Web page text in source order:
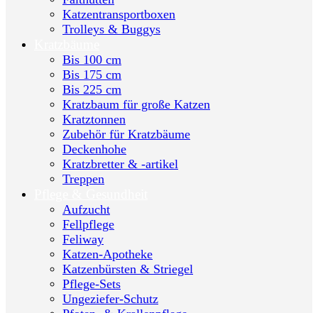
Katzentransportboxen
Trolleys & Buggys
Bis 100 cm
Bis 175 cm
Bis 225 cm
Kratzbaum für große Katzen
Kratztonnen
Zubehör für Kratzbäume
Deckenhohe
Kratzbretter & -artikel
Treppen
Aufzucht
Fellpflege
Feliway
Katzen-Apotheke
Katzenbürsten & Striegel
Pflege-Sets
Ungeziefer-Schutz